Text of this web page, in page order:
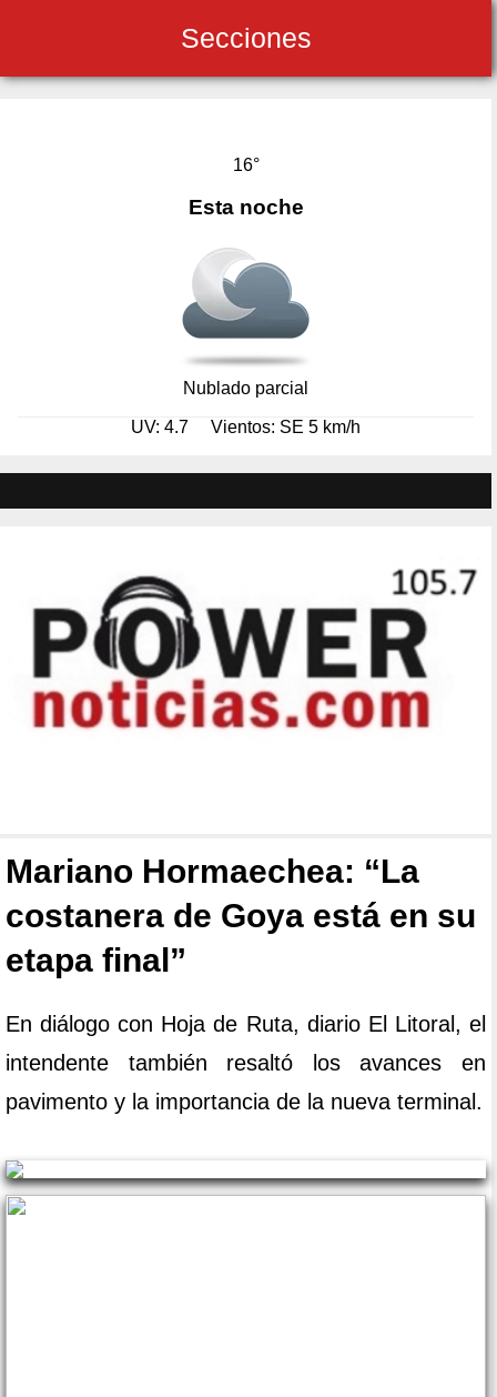
Secciones
16°
Esta noche
Nublado parcial
UV: 4.7 Vientos: SE 5 km/h
Mariano Hormaechea: “La
costanera de Goya está en su
etapa final”
En diálogo con Hoja de Ruta, diario El Litoral, el
intendente también resaltó los avances en
pavimento y la importancia de la nueva terminal.